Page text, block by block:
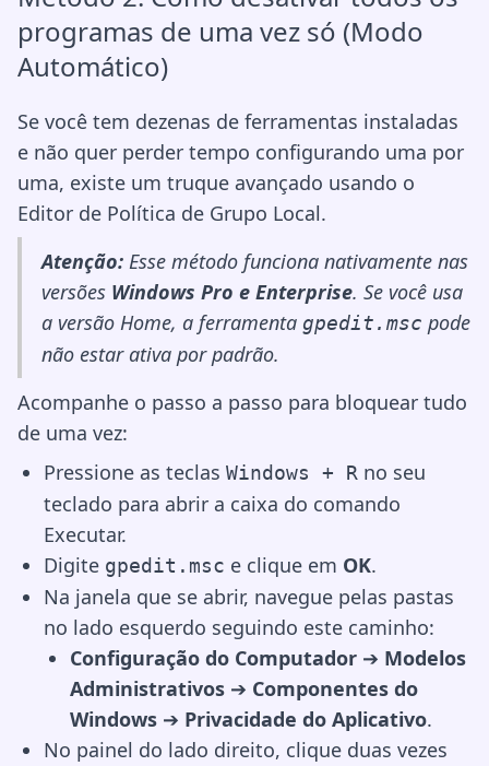
programas de uma vez só (Modo
Automático)
Se você tem dezenas de ferramentas instaladas
e não quer perder tempo configurando uma por
uma, existe um truque avançado usando o
Editor de Política de Grupo Local.
Atenção: Esse método funciona nativamente nas
versões Windows Pro e Enterprise. Se você usa
a versão Home, a ferramenta gpedit.msc pode
não estar ativa por padrão.
Acompanhe o passo a passo para bloquear tudo
de uma vez:
Pressione as teclas Windows + R no seu
teclado para abrir a caixa do comando
Executar.
Digite gpedit.msc e clique em OK.
Na janela que se abrir, navegue pelas pastas
no lado esquerdo seguindo este caminho:
Configuração do Computador ➔ Modelos
Administrativos ➔ Componentes do
Windows ➔ Privacidade do Aplicativo.
No painel do lado direito, clique duas vezes